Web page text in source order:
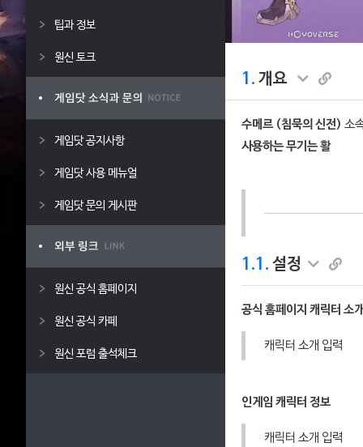
팁과 정보
원신 토크
게임닷 공지사항
게임닷 사용 메뉴얼
게임닷 문의 게시판
원신 공식 홈페이지
원신 공식 카페
원신 포럼 출석체크
1. 개요
수메르 (침묵의 신전) 소
사용하는 무기는 활
1.1. 설정
공식 홈페이지 캐릭터 소개
캐릭터 소개 입력
인게임 캐릭터 정보
캐릭터 소개 입력